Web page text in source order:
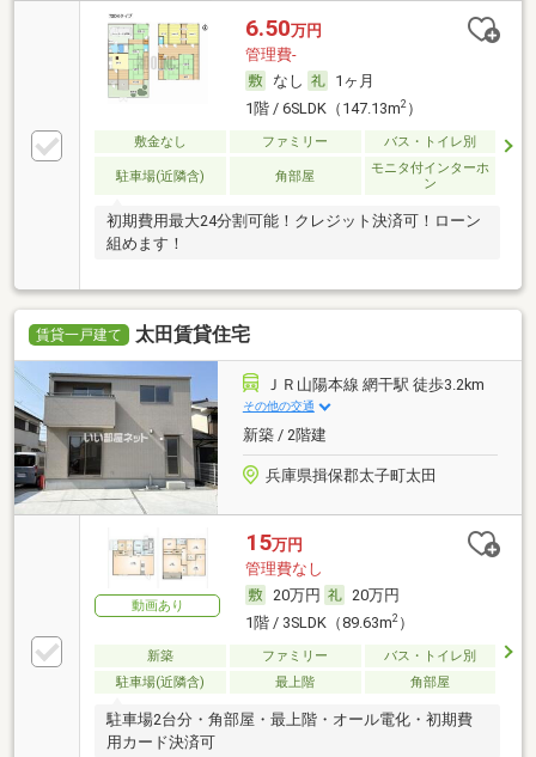
6.50万円
管理費-
なし
1ヶ月
1階 / 6SLDK（147.13m2）
敷金なし ファミリー バス・トイレ別
駐車場(近隣含) 角部屋
モニタ付インターホ
ン
初期費用最大24分割可能！クレジット決済可！ローン
組めます！
賃貸一戸建て 太田賃貸住宅
ＪＲ山陽本線 網干駅 徒歩3.2km
その他の交通
新築 / 2階建
兵庫県揖保郡太子町太田
動画あり
15万円
管理費なし
20万円
20万円
1階 / 3SLDK（89.63m2）
新築 ファミリー
バス・トイレ別
駐車場(近隣含)
最上階 角部屋
駐車場2台分・角部屋・最上階・オール電化・初期費
用カード決済可